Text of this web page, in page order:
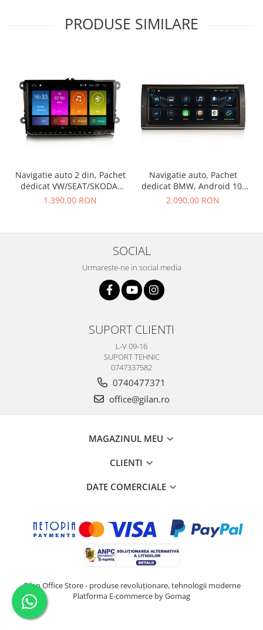
PRODUSE SIMILARE
Navigatie auto 2 din, Pachet
dedicat VW/SEAT/SKODA,
Android 10
1.390,00 RON
Navigatie auto, Pachet
dedicat BMW, Android 10,
GPS, WIFI,DAB+, 2GB RAM,
2.090,00 RON
SOCIAL
Urmareste-ne in social media
SUPORT CLIENTI
L-V 09-16
SUPORT TEHNIC
0747337582
0740477371
office@gilan.ro
MAGAZINUL MEU
CLIENTI
DATE COMERCIALE
Gilan Office Store - produse revoluționare, tehnologii moderne
Platforma E-commerce by Gomag